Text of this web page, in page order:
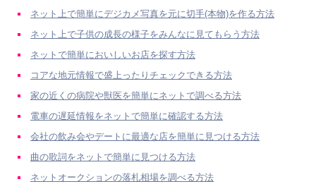
ネット上で簡単にデジカメ写真を元に切手(本物)を作る方法
ネット上で子供の成長の様子をみんなに見てもらう方法
ネットで簡単においしいお店を探す方法
コアな地元情報で盛上ったりチェックできる方法
家の近くの病院や獣医を簡単にネットで調べる方法
電車の遅延情報をネットで簡単に確認する方法
会社の飲み会やデートに最適な店を簡単に見つける方法
曲の歌詞をネットで簡単に見つける方法
ネットオークションの落札相場を調べる方法